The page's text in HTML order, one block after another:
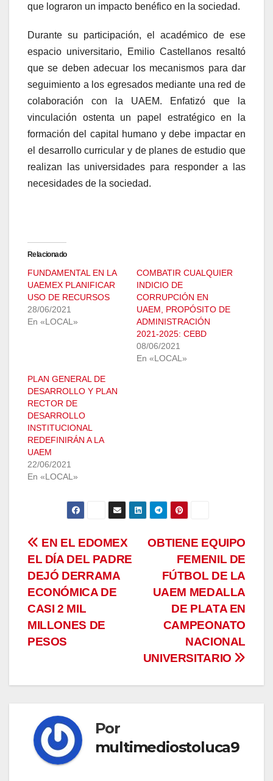
que lograron un impacto benéfico en la sociedad.
Durante su participación, el académico de ese
espacio universitario, Emilio Castellanos resaltó
que se deben adecuar los mecanismos para dar
seguimiento a los egresados mediante una red de
colaboración con la UAEM. Enfatizó que la
vinculación ostenta un papel estratégico en la
formación del capital humano y debe impactar en
el desarrollo curricular y de planes de estudio que
realizan las universidades para responder a las
necesidades de la sociedad.
Relacionado
FUNDAMENTAL EN LA
UAEMEX PLANIFICAR
USO DE RECURSOS
28/06/2021
En «LOCAL»
COMBATIR CUALQUIER
INDICIO DE
CORRUPCIÓN EN
UAEM, PROPÓSITO DE
ADMINISTRACIÓN
2021-2025: CEBD
08/06/2021
En «LOCAL»
PLAN GENERAL DE
DESARROLLO Y PLAN
RECTOR DE
DESARROLLO
INSTITUCIONAL
REDEFINIRÁN A LA
UAEM
22/06/2021
En «LOCAL»
Navegación
de
entradas
OBTIENE EQUIPO
FEMENIL DE
FÚTBOL DE LA
UAEM MEDALLA
DE PLATA EN
CAMPEONATO
NACIONAL
UNIVERSITARIO
EN EL EDOMEX
EL DÍA DEL PADRE
DEJÓ DERRAMA
ECONÓMICA DE
CASI 2 MIL
MILLONES DE
PESOS
Por
multimediostoluca9